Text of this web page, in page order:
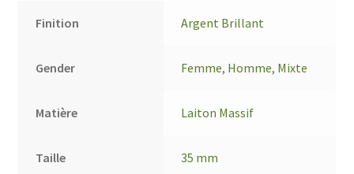
Finition Argent Brillant
Gender Femme, Homme, Mixte
Matière Laiton Massif
Taille 35 mm